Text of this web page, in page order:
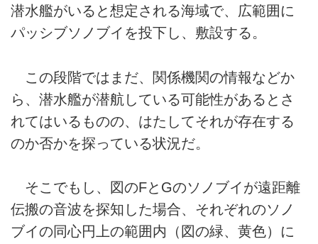
潜水艦がいると想定される海域で、広範囲に
パッシブソノブイを投下し、敷設する。
この段階ではまだ、関係機関の情報などか
ら、潜水艦が潜航している可能性があるとさ
れてはいるものの、はたしてそれが存在する
のか否かを探っている状況だ。
そこでもし、図のFとGのソノブイが遠距離
伝搬の音波を探知した場合、それぞれのソノ
ブイの同心円上の範囲内（図の緑、黄色）に